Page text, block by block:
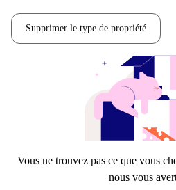
Supprimer le type de propriété
Vous ne trouvez pas ce que vous
nous vous